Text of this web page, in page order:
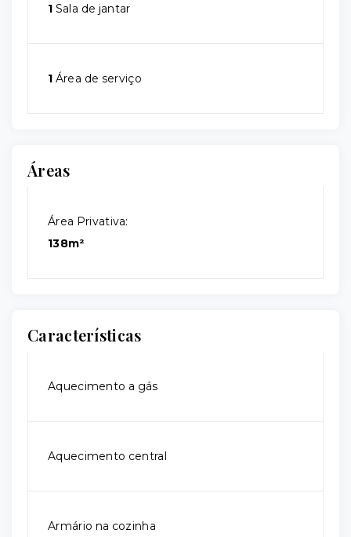
1 Sala de jantar
1 Área de serviço
Áreas
Área Privativa:
138m²
Características
Aquecimento a gás
Aquecimento central
Armário na cozinha